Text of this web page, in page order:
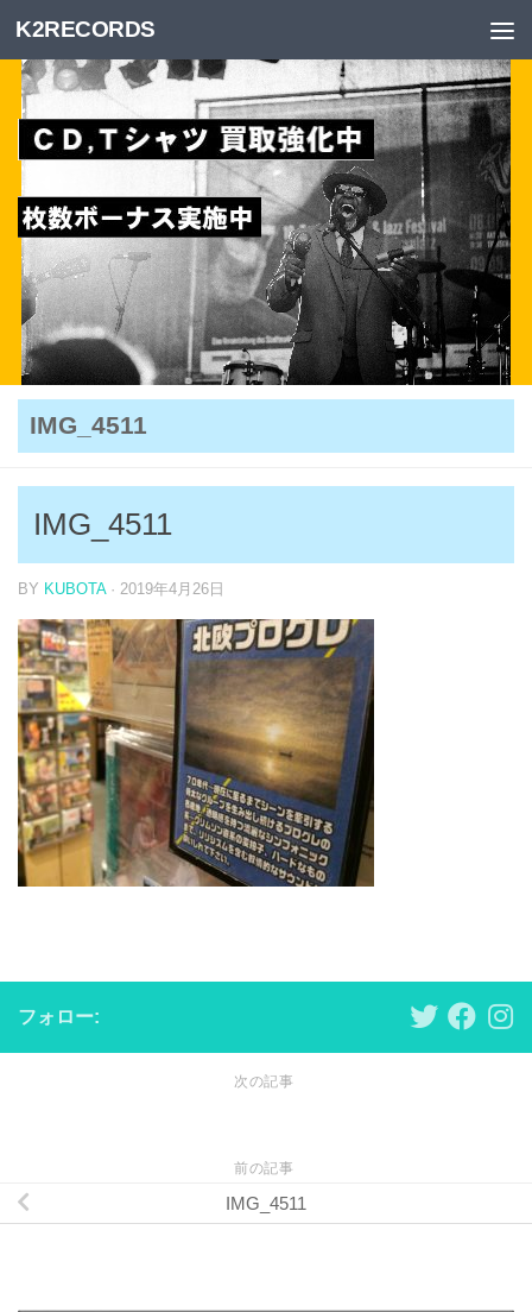
Skip to content
K2RECORDS
IMG_4511
IMG_4511
BY KUBOTA · 2019年4月26日
フォロー:
次の記事
前の記事
IMG_4511